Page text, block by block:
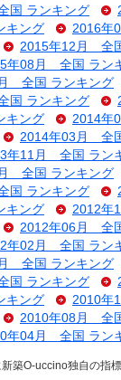
国 ランキング
キング 2016年
2015年12月 全
年08月 全国 ラン
全国 ランキング
国 ランキング
キング 2014年
2014年03月 全
年11月 全国 ラン
全国 ランキング
国 ランキング
キング 2012年
2012年06月 全
年02月 全国 ラン
全国 ランキング
国 ランキング
キング 2010年
2010年08月 全
年04月 全国 ラン
築O-uccino独自の指